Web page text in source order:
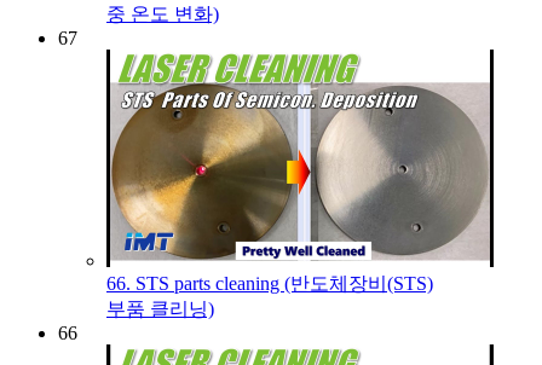
중 온도 변화)
67
66. STS parts cleaning (반도체장비(STS)
부품 클리닝)
66